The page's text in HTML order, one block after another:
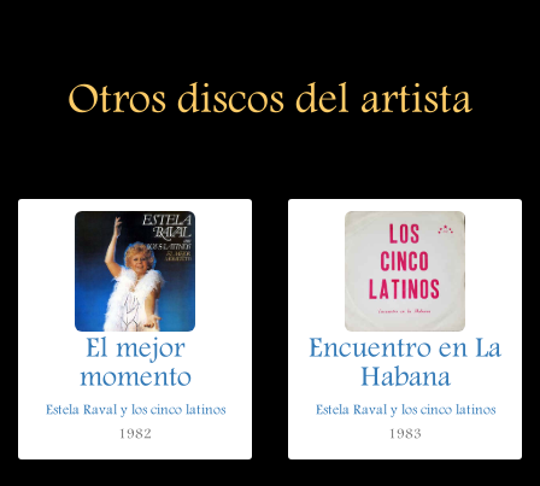
Otros discos del artista
El mejor
momento
Estela Raval y los cinco latinos
1982
Encuentro en La
Habana
Estela Raval y los cinco latinos
1983